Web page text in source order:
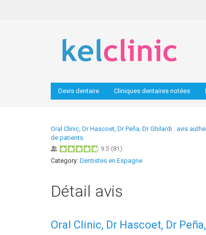
Devis dentaire Cliniques dentaires notées
Oral Clinic, Dr Hascoet, Dr Peña, Dr Ghilardi : avis
de patients
9.5 (81 )
Category: Dentistes en Espagne
Détail avis
Oral Clinic, Dr Hascoet, Dr